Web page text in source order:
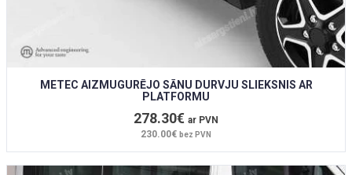
METEC AIZMUGURĒJO SĀNU DURVJU SLIEKSNIS AR
PLATFORMU
278.30€ ar PVN
230.00€ bez PVN